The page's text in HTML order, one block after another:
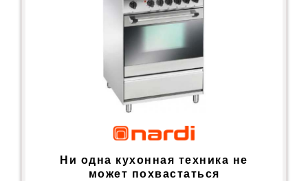
Ни одна кухонная техника не
может похвастаться